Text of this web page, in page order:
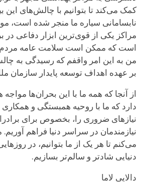
کمک می‌کند تا بتوانیم با چالش‌های این
نابسامانی سیاره ما منجر شده است،
مراکز یکی از قوی‌ترین ابزار دفاعی در
است که ممکن است سلامت عامه مردم را
من به این امر واقفم که رسیدگی به
بر عهده اهداف توسعه پایدار سازمان
از آنجا که همه ما با این بحران‌ها
دارد که ما با روحیه همبستگی و همکاری
نیازهای ضروری را، بخصوص برای
نیازمندمان در سراسر دنیا فراهم
می‌کنم تا هر یک از ما بتوانیم، در
دنیایی شادتر و سالم‌تر بسازیم.
دالایی لاما